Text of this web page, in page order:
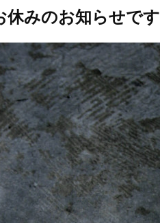
休みのお知らせです